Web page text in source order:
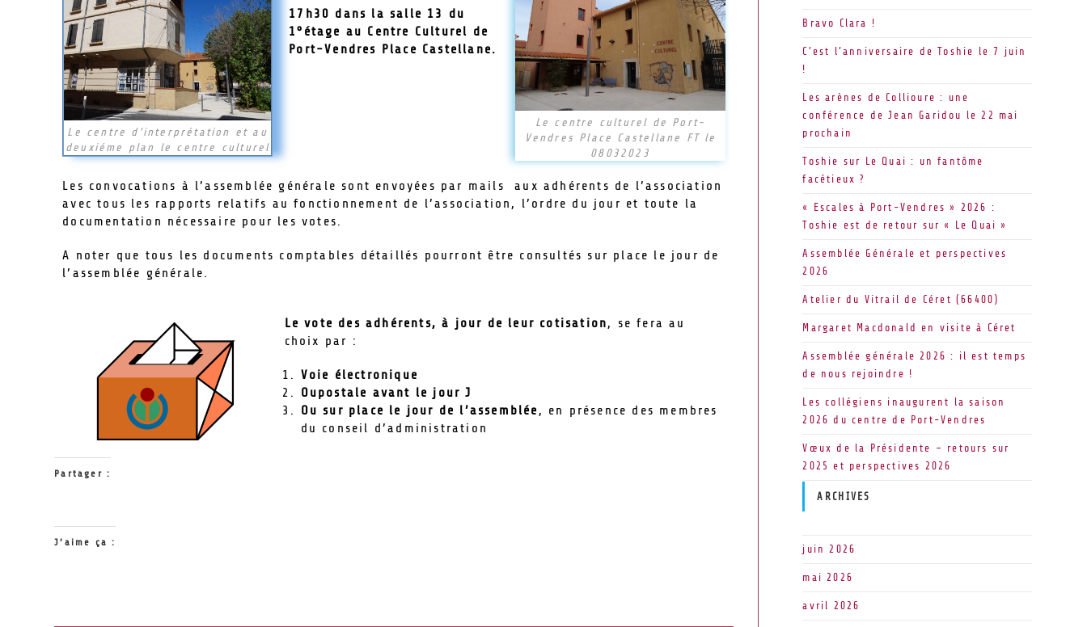
Le centre d'interprétation et au
deuxiéme plan le centre culturel
17h30 dans la salle 13 du
1°étage au Centre Culturel de
Port-Vendres Place Castellane.
Le centre culturel de Port-
Vendres Place Castellane FT le
08032023
Les convocations à l’assemblée générale sont envoyées par mails aux adhérents de l’association
avec tous les rapports relatifs au fonctionnement de l’association, l’ordre du jour et toute la
documentation nécessaire pour les votes.
A noter que tous les documents comptables détaillés pourront être consultés sur place le jour de
l’assemblée générale.
Le vote des adhérents, à jour de leur cotisation, se fera au
choix par :
Voie électronique
Oupostale avant le jour J
Ou sur place le jour de l’assemblée , en présence des membres
du conseil d’administration
Partager :
J’aime ça :
Bravo Clara !
C’est l’anniversaire de Toshie le 7 juin
!
Les arènes de Collioure : une
conférence de Jean Garidou le 22 mai
prochain
Toshie sur Le Quai : un fantôme
facétieux ?
« Escales à Port-Vendres » 2026 :
Toshie est de retour sur « Le Quai »
Assemblée Générale et perspectives
2026
Atelier du Vitrail de Céret (66400)
Margaret Macdonald en visite à Céret
Assemblée générale 2026 : il est temps
de nous rejoindre !
Les collégiens inaugurent la saison
2026 du centre de Port-Vendres
Vœux de la Présidente – retours sur
2025 et perspectives 2026
ARCHIVES
juin 2026
mai 2026
avril 2026